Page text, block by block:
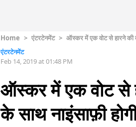
Home > एंटरटेनमेंट > ऑस्कर में एक वोट से हारने की
एंटरटेनमेंट
Feb 14, 2019 at 01:48 PM
ऑस्कर में एक वोट से
के साथ नाइंसाफ़ी